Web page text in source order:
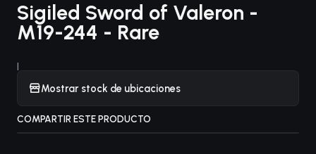
Sigiled Sword of Valeron -
M19-244 - Rare
|
Mostrar stock de ubicaciones
COMPARTIR ESTE PRODUCTO